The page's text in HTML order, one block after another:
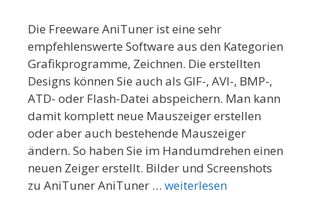
Die Freeware AniTuner ist eine sehr
empfehlenswerte Software aus den Kategorien
Grafikprogramme, Zeichnen. Die erstellten
Designs können Sie auch als GIF-, AVI-, BMP-,
ATD- oder Flash-Datei abspeichern. Man kann
damit komplett neue Mauszeiger erstellen
oder aber auch bestehende Mauszeiger
ändern. So haben Sie im Handumdrehen einen
neuen Zeiger erstellt. Bilder und Screenshots
zu AniTuner AniTuner … weiterlesen